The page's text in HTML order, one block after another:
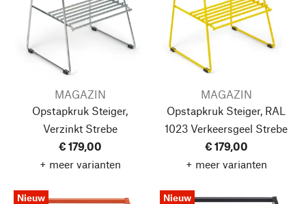
MAGAZIN
Opstapkruk Steiger,
VerzinktStrebe
€ 179,00
+ meer varianten
MAGAZIN
Opstapkruk Steiger, RAL
1023 Verkeersgeel Strebe
€ 179,00
+ meer varianten
Nieuw Nieuw